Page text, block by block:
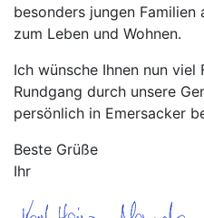
besonders jungen
zum Leben und Wohnen.
Ich wünsche Ihnen nun
Rundgang durch unsere
persönlich in Emersacker
Beste Grüße
Ihr